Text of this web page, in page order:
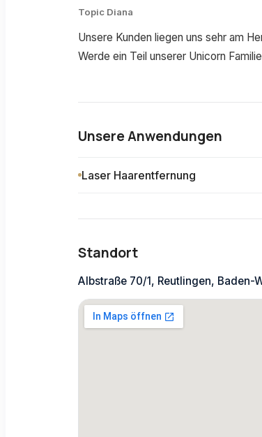
Topic Diana
Unsere Kunden liegen uns sehr am
Werde ein Teil unserer Unicorn
Unsere Anwendungen
Laser Haarentfernung
Standort
Albstraße 70/1, Reutlingen,